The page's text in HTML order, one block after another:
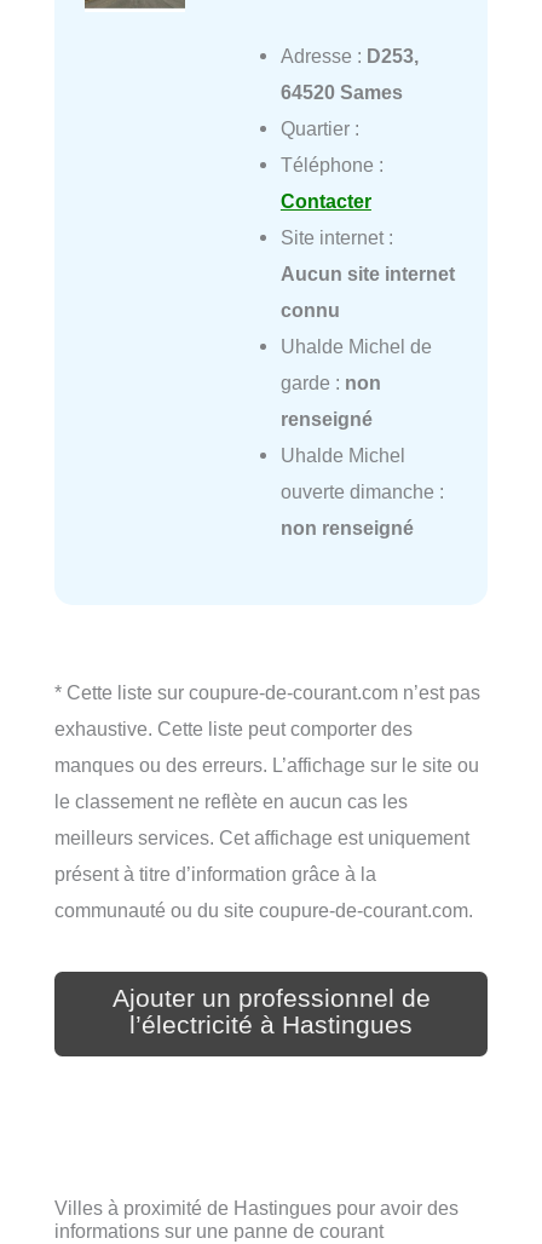
Adresse : D253,
64520 Sames
Quartier :
Téléphone :
Contacter
Site internet :
Aucun site internet
connu
Uhalde Michel de
garde : non
renseigné
Uhalde Michel
ouverte dimanche :
non renseigné
* Cette liste sur coupure-de-courant.com n’est pas
exhaustive. Cette liste peut comporter des
manques ou des erreurs. L’affichage sur le site ou
le classement ne reflète en aucun cas les
meilleurs services. Cet affichage est uniquement
présent à titre d’information grâce à la
communauté ou du site coupure-de-courant.com.
Ajouter un professionnel de
l’électricité à Hastingues
Villes à proximité de Hastingues pour avoir des
informations sur une panne de courant